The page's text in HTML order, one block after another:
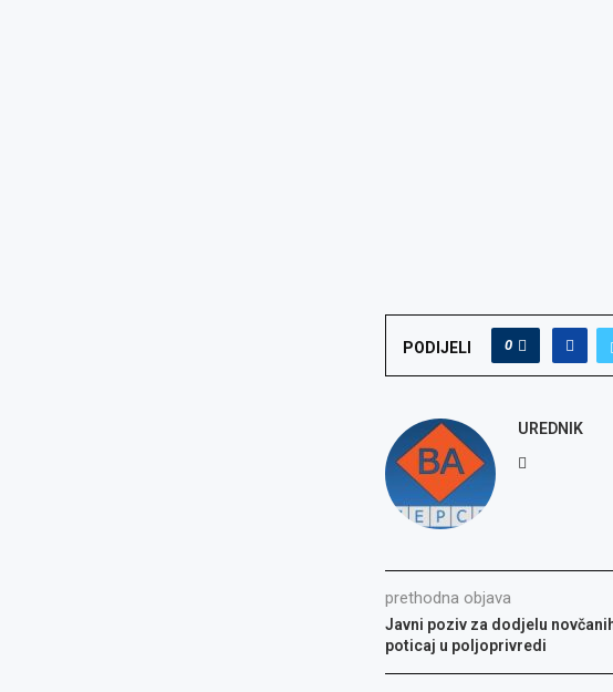
PODIJELI 0
UREDNIK
prethodna objava
Javni poziv za dodjelu
poticaj u poljoprivredi